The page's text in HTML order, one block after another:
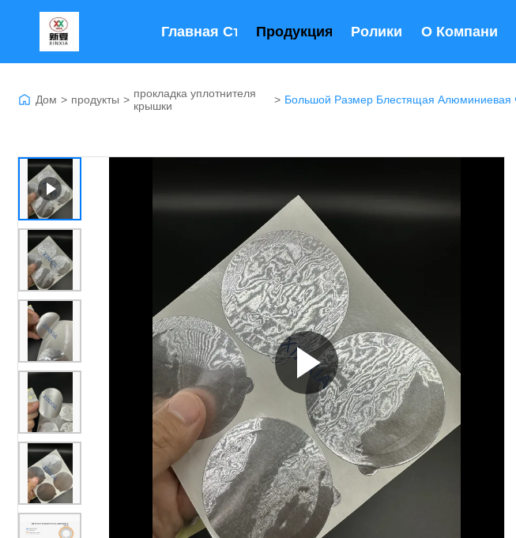
Главная СтраницаПродукция Ролики О Компании
Дом > продукты > прокладка уплотнителя
крышки
>